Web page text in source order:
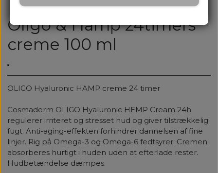
Oligo & Hamp 24timers
creme 100 ml
OLIGO Hyaluronic HAMP creme 24 timer
Cosmaderm OLIGO Hyaluronic HEMP Cream 24h
regulerer irriteret og stresset hud og giver tilstrækkelig
fugt. Anti-aging-effekten forhindrer dannelsen af ​​fine
linjer. Rig på Omega-3 og Omega-6 fedtsyrer. Cremen
absorberes hurtigt i huden uden at efterlade rester.
Hudbetændelse dæmpes.